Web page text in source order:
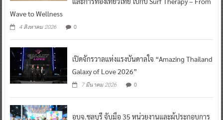
Wave to Wellness
4 สิงหาคม 2026 0
เปิดจักรวาลแห่งแรงบันดาลใจ “Amazing Thailand
Galaxy of Love 2026”
7 มีนาคม 2026 0
อบจ.ชลบุรี จับมือ 35 หน่วยงานและผู้ประกอบการ